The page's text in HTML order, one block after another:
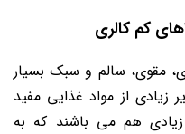
کم کالری
مقوی، سالم و سبک بسیار
از مواد غذایی مفید
هم می ‌باشند که به